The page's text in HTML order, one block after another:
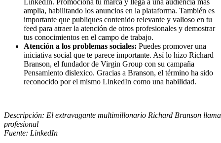
LinkedIn. Promociona tu marca y llega a una audiencia más
amplia, habilitando los anuncios en la plataforma. También es
importante que publiques contenido relevante y valioso en tu
feed para atraer la atención de otros profesionales y demostrar
tus conocimientos en el campo de trabajo.
Atención a los problemas sociales: Puedes promover una
iniciativa social que te parece importante. Así lo hizo Richard
Branson, el fundador de Virgin Group con su campaña
Pensamiento dislexico. Gracias a Branson, el término ha sido
reconocido por el mismo LinkedIn como una habilidad.
Descripción: El extravagante multimillonario Richard Branson
profesional
Fuente: LinkedIn